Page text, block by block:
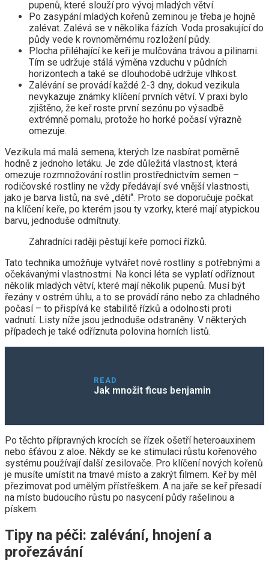
pupenů, které slouží pro vývoj mladých větví.
Po zasypání mladých kořenů zeminou je třeba je hojně
zalévat. Zalévá se v několika fázích. Voda prosakující do
půdy vede k rovnoměrnému rozložení půdy.
Plocha přiléhající ke keři je mulčována trávou a pilinami.
Tím se udržuje stálá výměna vzduchu v půdních
horizontech a také se dlouhodobě udržuje vlhkost.
Zalévání se provádí každé 2-3 dny, dokud vezikula
nevykazuje známky klíčení prvních větví. V praxi bylo
zjištěno, že keř roste první sezónu po výsadbě
extrémně pomalu, protože ho horké počasí výrazně
omezuje.
Vezikula má malá semena, kterých lze nasbírat poměrně
hodně z jednoho letáku. Je zde důležitá vlastnost, která
omezuje rozmnožování rostlin prostřednictvím semen –
rodičovské rostliny ne vždy předávají své vnější vlastnosti,
jako je barva listů, na své „děti“. Proto se doporučuje počkat
na klíčení keře, po kterém jsou ty vzorky, které mají atypickou
barvu, jednoduše odmítnuty.
Zahradníci raději pěstují keře pomocí řízků.
Tato technika umožňuje vytvářet nové rostliny s potřebnými a
očekávanými vlastnostmi. Na konci léta se vyplatí odříznout
několik mladých větví, které mají několik pupenů. Musí být
řezány v ostrém úhlu, a to se provádí ráno nebo za chladného
počasí – to přispívá ke stabilitě řízků a odolnosti proti
vadnutí. Listy níže jsou jednoduše odstraněny. V některých
případech je také odříznuta polovina horních listů.
READ
Jak množit ficus benjamin
Po těchto přípravných krocích se řízek ošetří heteroauxinem
nebo šťávou z aloe. Někdy se ke stimulaci růstu kořenového
systému používají další zesilovače. Pro klíčení nových kořenů
je musíte umístit na tmavé místo a zakrýt filmem. Keř by měl
přezimovat pod umělým přístřeškem. A na jaře se keř přesadí
na místo budoucího růstu po nasycení půdy rašelinou a
pískem.
Tipy na péči: zalévání, hnojení a
prořezávání